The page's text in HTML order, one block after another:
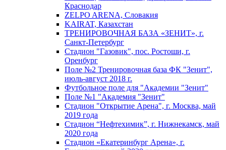
Краснодар
ZELPO ARENA, Словакия
KAIRAT, Казахстан
ТРЕНИРОВОЧНАЯ БАЗА «ЗЕНИТ», г.
Санкт-Петербург
Стадион "Газовик", пос. Ростоши, г.
Оренбург
Поле №2 Тренировочная база ФК "Зенит",
июль-август 2018 г.
Футбольное поле для "Академии "Зенит"
Поле №1 "Академия "Зенит"
Стадион "Открытие Арена", г. Москва, май
2019 года
Стадион “Нефтехимик”, г. Нижнекамск, май
2020 года
Стадион «Екатеринбург Арена», г.